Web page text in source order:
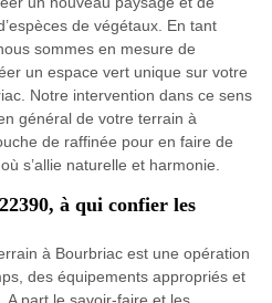
de végétaux. En tant
sommes en mesure de
un espace vert unique sur votre
Notre intervention dans ce sens
général de votre terrain à
de raffinée pour en faire de
s’allie naturelle et harmonie.
à qui confier les
à Bourbriac est une opération
des équipements appropriés et